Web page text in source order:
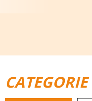
CATEGORIE